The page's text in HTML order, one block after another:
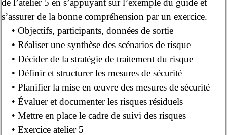
de l’atelier 5 en s’appuyant sur l’exemple du guide et
s’assurer de la bonne compréhension par un exercice.
• Objectifs, participants, données de sortie
• Réaliser une synthèse des scénarios de risque
• Décider de la stratégie de traitement du risque
• Définir et structurer les mesures de sécurité
• Planifier la mise en œuvre des mesures de sécurité
• Évaluer et documenter les risques résiduels
• Mettre en place le cadre de suivi des risques
• Exercice atelier 5